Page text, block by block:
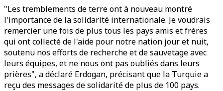
"Les tremblements de terre ont à nouveau montré
l'importance de la solidarité internationale. Je voudrais
remercier une fois de plus tous les pays amis et frères
qui ont collecté de l'aide pour notre nation jour et nuit,
soutenu nos efforts de recherche et de sauvetage avec
leurs équipes, et ne nous ont pas oubliés dans leurs
prières", a déclaré Erdogan, précisant que la Turquie a
reçu des messages de solidarité de plus de 100 pays.